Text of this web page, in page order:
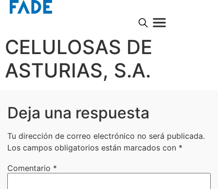
CELULOSAS DE
ASTURIAS, S.A.
Deja una respuesta
Tu dirección de correo electrónico no será publicada.
Los campos obligatorios están marcados con *
Comentario *